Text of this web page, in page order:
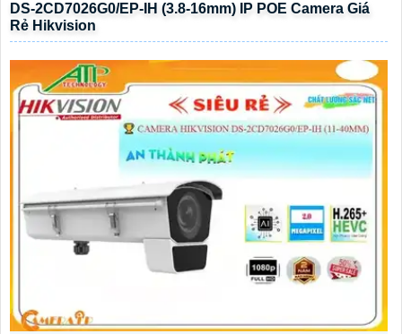
DS-2CD7026G0/EP-IH (3.8-16mm) IP POE Camera Giá
Rẻ Hikvision